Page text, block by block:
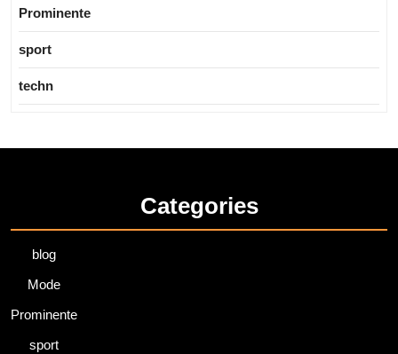
Prominente
sport
techn
Categories
blog
Mode
Prominente
sport